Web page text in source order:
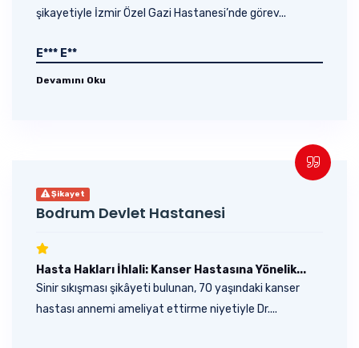
şikayetiyle İzmir Özel Gazi Hastanesi’nde görev...
E*** E**
Devamını Oku
Şikayet
Bodrum Devlet Hastanesi
Hasta Hakları İhlali: Kanser Hastasına Yönelik...
Sinir sıkışması şikâyeti bulunan, 70 yaşındaki kanser
hastası annemi ameliyat ettirme niyetiyle Dr....